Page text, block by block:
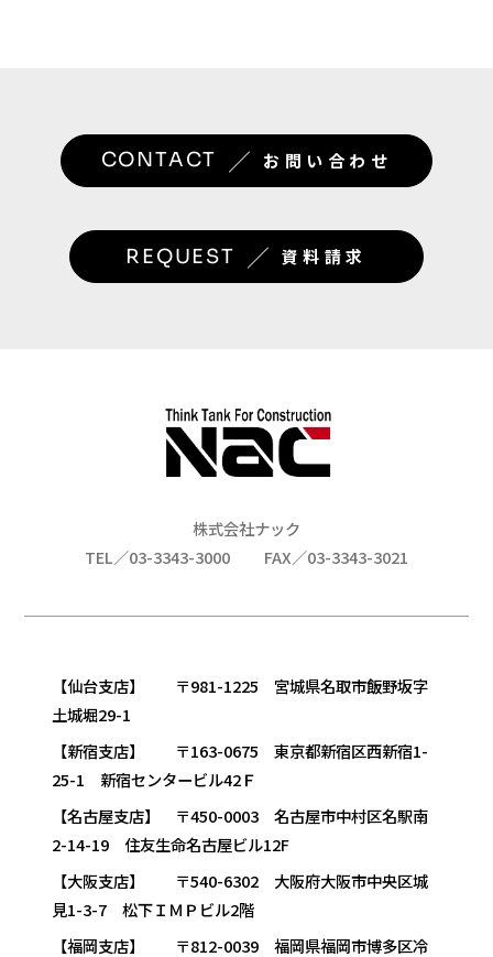
CONTACT ／ お問い合わせ
REQUEST ／ 資料請求
株式会社ナック
TEL／03-3343-3000
FAX／03-3343-3021
【仙台支店】 〒981-1225 宮城県名取市飯野坂字
土城堀29-1
【新宿支店】 〒163-0675 東京都新宿区西新宿1-
25-1 新宿センタービル42Ｆ
【名古屋支店】 〒450-0003 名古屋市中村区名駅南
2-14-19 住友生命名古屋ビル12F
【大阪支店】 〒540-6302 大阪府大阪市中央区城
見1-3-7 松下ＩＭＰビル2階
【福岡支店】 〒812-0039 福岡県福岡市博多区冷